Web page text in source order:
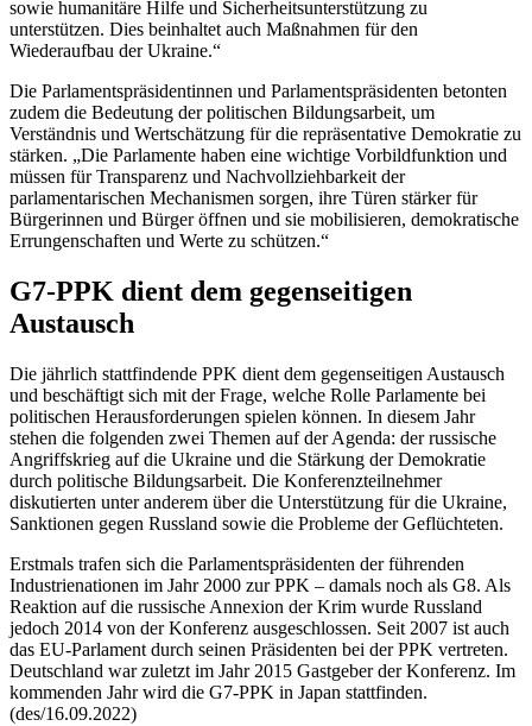
sowie humanitäre Hilfe und Sicherheitsunterstützung zu
unterstützen. Dies beinhaltet auch Maßnahmen für den
Wiederaufbau der Ukraine.“
Die Parlamentspräsidentinnen und Parlamentspräsidenten betonten
zudem die Bedeutung der politischen Bildungsarbeit, um
Verständnis und Wertschätzung für die repräsentative Demokratie zu
stärken. „Die Parlamente haben eine wichtige Vorbildfunktion und
müssen für Transparenz und Nachvollziehbarkeit der
parlamentarischen Mechanismen sorgen, ihre Türen stärker für
Bürgerinnen und Bürger öffnen und sie mobilisieren, demokratische
Errungenschaften und Werte zu schützen.“
G7-PPK dient dem gegenseitigen
Austausch
Die jährlich stattfindende PPK dient dem gegenseitigen Austausch
und beschäftigt sich mit der Frage, welche Rolle Parlamente bei
politischen Herausforderungen spielen können. In diesem Jahr
stehen die folgenden zwei Themen auf der Agenda: der russische
Angriffskrieg auf die Ukraine und die Stärkung der Demokratie
durch politische Bildungsarbeit. Die Konferenzteilnehmer
diskutierten unter anderem über die Unterstützung für die Ukraine,
Sanktionen gegen Russland sowie die Probleme der Geflüchteten.
Erstmals trafen sich die Parlamentspräsidenten der führenden
Industrienationen im Jahr 2000 zur PPK – damals noch als G8. Als
Reaktion auf die russische Annexion der Krim wurde Russland
jedoch 2014 von der Konferenz ausgeschlossen. Seit 2007 ist auch
das EU-Parlament durch seinen Präsidenten bei der PPK vertreten.
Deutschland war zuletzt im Jahr 2015 Gastgeber der Konferenz. Im
kommenden Jahr wird die G7-PPK in Japan stattfinden.
(des/16.09.2022)